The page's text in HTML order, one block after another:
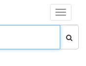
Toggle